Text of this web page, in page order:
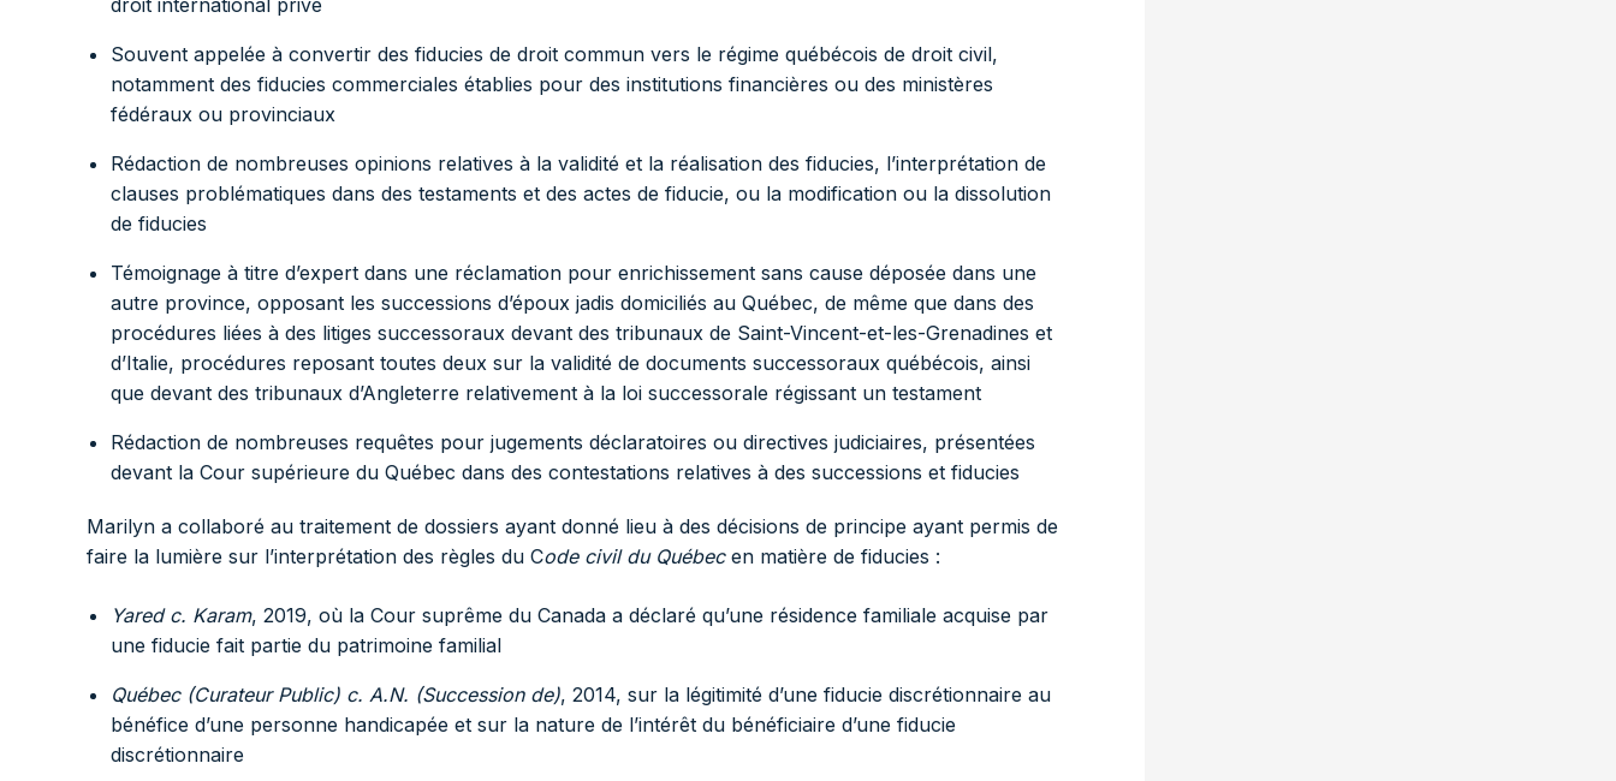
droit international privé
Souvent appelée à convertir des fiducies de droit commun vers le régime québécois de droit civil,
notamment des fiducies commerciales établies pour des institutions financières ou des ministères
fédéraux ou provinciaux
Rédaction de nombreuses opinions relatives à la validité et la réalisation des fiducies, l’interprétation de
clauses problématiques dans des testaments et des actes de fiducie, ou la modification ou la dissolution
de fiducies
Témoignage à titre d’expert dans une réclamation pour enrichissement sans cause déposée dans une
autre province, opposant les successions d’époux jadis domiciliés au Québec, de même que dans des
procédures liées à des litiges successoraux devant des tribunaux de Saint-Vincent-et-les-Grenadines et
d’Italie, procédures reposant toutes deux sur la validité de documents successoraux québécois, ainsi
que devant des tribunaux d’Angleterre relativement à la loi successorale régissant un testament
Rédaction de nombreuses requêtes pour jugements déclaratoires ou directives judiciaires, présentées
devant la Cour supérieure du Québec dans des contestations relatives à des successions et fiducies
Marilyn a collaboré au traitement de dossiers ayant donné lieu à des décisions de principe ayant permis de
faire la lumière sur l’interprétation des règles du Code civil du Québecen matière de fiducies :
Yared c. Karam, 2019, où la Cour suprême du Canada a déclaré qu’une résidence familiale acquise par
une fiducie fait partie du patrimoine familial
Québec (Curateur Public) c. A.N. (Succession de), 2014, sur la légitimité d’une fiducie discrétionnaire au
bénéfice d’une personne handicapée et sur la nature de l’intérêt du bénéficiaire d’une fiducie
discrétionnaire